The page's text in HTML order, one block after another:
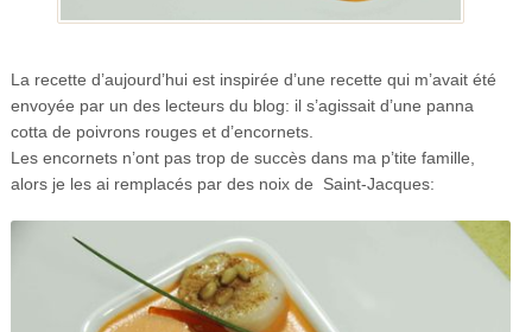
La recette d’aujourd’hui est inspirée d’une recette qui m’avait été
envoyée par un des lecteurs du blog: il s’agissait d’une panna
cotta de poivrons rouges et d’encornets.
Les encornets n’ont pas trop de succès dans ma p’tite famille,
alors je les ai remplacés par des noix de Saint-Jacques: